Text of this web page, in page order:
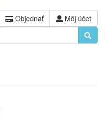
Objednať Môj účet